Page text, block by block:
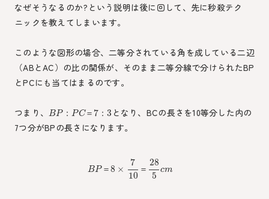
なぜそうなるのか?という説明は後に回して、先に秒殺テク
ニックを教えてしまいます。
このような図形の場合、二等分されている角を成している二辺
（ABとAC）の比の関係が、そのまま二等分線で分けられたBP
とPCにも当てはまるのです。
つまり、 BP： PC＝ 7 ：3 となり、BCの長さを10等分した内の
7つ分がBPの長さになります。
BP＝ 8 ×
7
10
＝
28
5
cm